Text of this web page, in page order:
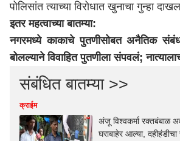
पोलिसांत त्याच्या विरोधात खुनाचा गुन्हा
इतर महत्वाच्या बातम्या:
नगरमध्ये काकाचे पुतणीसोबत अनैतिक
बोलल्याने विवाहित पुतणीला संपवलं;
संबंधित बातम्या >>
क्राईम
अंजू विश्वकर्मा रक्तबंबाळ
घराबाहेर आल्या, दहीहंडीचा